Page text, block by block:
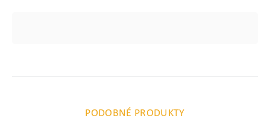
PODOBNÉ PRODUKTY